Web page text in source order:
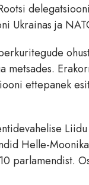
Ukrainas ja
metsades.
ettepanek
Helle-
parlamendist.